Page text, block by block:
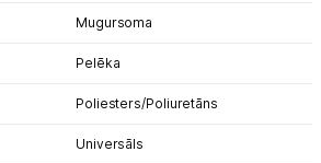
Mugursoma
Pelēka
Poliesters/​Poliuretāns
Universāls